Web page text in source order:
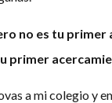
no es tu primer
primer
a mi colegio y